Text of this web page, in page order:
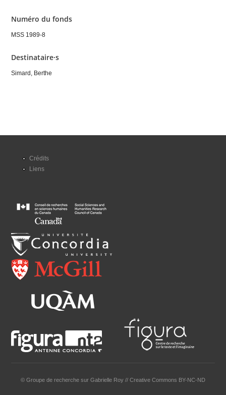
Numéro du fonds
MSS 1989-8
Destinataire·s
Simard, Berthe
Crédits
Liens
© Groupe de recherche sur Gabrielle Roy // Creative Commons BY-NC-ND